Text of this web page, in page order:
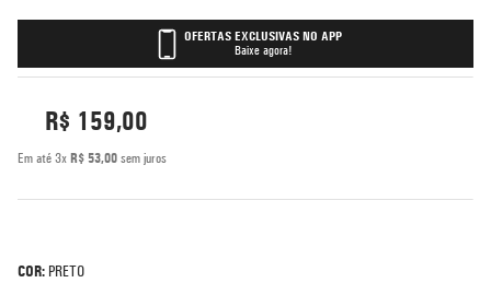
OFERTAS EXCLUSIVAS NO APP
Baixe agora!
R$ 159,00
Em até 3x R$ 53,00 sem juros
COR: PRETO